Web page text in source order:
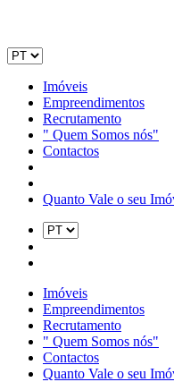
Imóveis
Empreendimentos
Recrutamento
" Quem Somos nós"
Contactos
Quanto Vale o seu
Imóveis
Empreendimentos
Recrutamento
" Quem Somos nós"
Contactos
Quanto Vale o seu